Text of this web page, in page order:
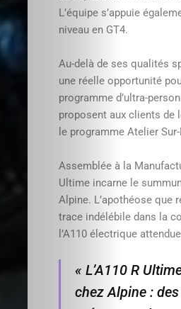
L’équipe s’appuie
niveau en GT4.
Au-delà de ses qualités
une réelle opportunité
programme d’ultra-
proposent aux clients de
le programme Atelier
Assemblée à la
Ultime incarne le
Alpine. L’apothéose que
trace indélébile dans la
l’A110 électrique
« L’A110 R
chez Alpine :